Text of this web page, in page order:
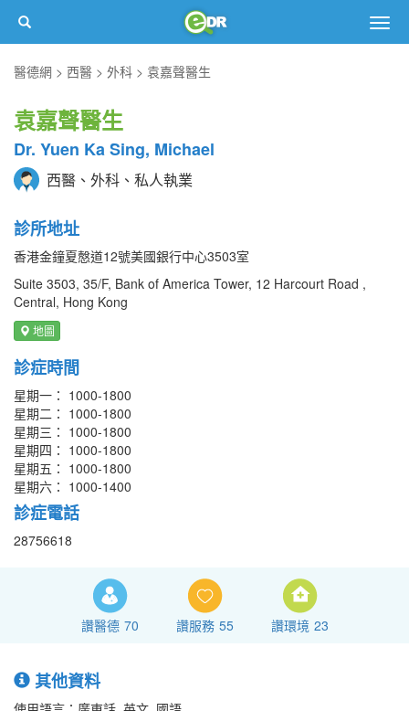
醫德網
西醫 外科 袁嘉聲醫生
袁嘉聲醫生
Dr. Yuen Ka Sing, Michael
西醫、外科、私人執業
診所地址
香港金鐘夏慤道12號美國銀行中心3503室
Suite 3503, 35/F, Bank of America Tower, 12 Harcourt Road ,
Central, Hong Kong
地圖
診症時間
星期一： 1000-1800
星期二： 1000-1800
星期三： 1000-1800
星期四： 1000-1800
星期五： 1000-1800
星期六： 1000-1400
診症電話
28756618
讚醫德 70 讚服務 55 讚環境 23
其他資料